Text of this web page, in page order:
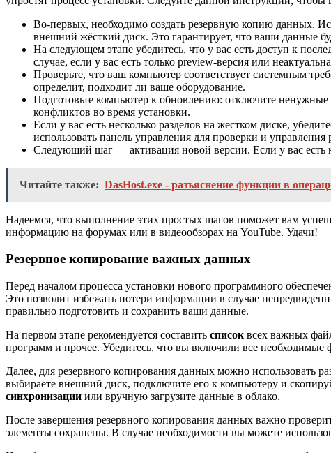
Во-первых, необходимо создать резервную копию данных.
внешний жёсткий диск. Это гарантирует, что ваши данные
На следующем этапе убедитесь, что у вас есть доступ к
случае, если у вас есть только preview-версия или
Проверьте, что ваш компьютер соответствует системным
определит, подходит ли ваше оборудование.
Подготовьте компьютер к обновлению: отключите
конфликтов во время установки.
Если у вас есть несколько разделов на жестком диске,
использовать панель управления для проверки и управления
Следующий шаг — активация новой версии. Если у вас есть
Читайте также: DasHost.exe - разъяснение функции в
Надеемся, что выполнение этих простых шагов поможет вам
информацию на форумах или в видеообзорах на YouTube. Удачи!
Резервное копирование важных данных
Перед началом процесса установки нового программного
Это позволит избежать потери информации в случае
правильно подготовить и сохранить ваши данные.
На первом этапе рекомендуется составить список всех важных
программ и прочее. Убедитесь, что вы включили все необходимые
Далее, для резервного копирования данных можно использовать
выбираете внешний диск, подключите его к компьютеру и
синхронизации или вручную загрузите данные в облако.
После завершения резервного копирования данных важно
элементы сохранены. В случае необходимости вы можете